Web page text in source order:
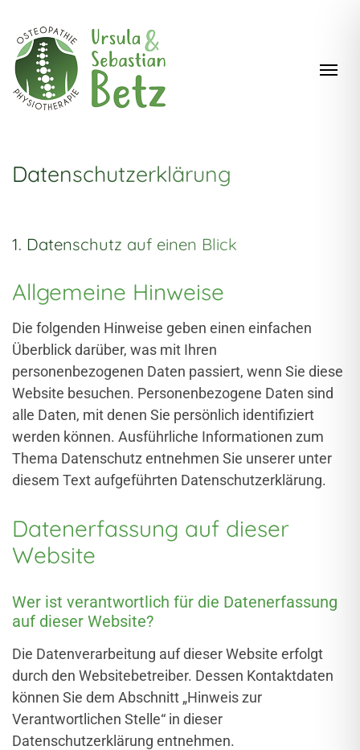
Datenschutz­erklärung
1. Datenschutz auf einen Blick
Allgemeine Hinweise
Die folgenden Hinweise geben einen einfachen
Überblick darüber, was mit Ihren
personenbezogenen Daten passiert, wenn Sie diese
Website besuchen. Personenbezogene Daten sind
alle Daten, mit denen Sie persönlich identifiziert
werden können. Ausführliche Informationen zum
Thema Datenschutz entnehmen Sie unserer unter
diesem Text aufgeführten Datenschutzerklärung.
Datenerfassung auf dieser
Website
Wer ist verantwortlich für die Datenerfassung
auf dieser Website?
Die Datenverarbeitung auf dieser Website erfolgt
durch den Websitebetreiber. Dessen Kontaktdaten
können Sie dem Abschnitt „Hinweis zur
Verantwortlichen Stelle“ in dieser
Datenschutzerklärung entnehmen.